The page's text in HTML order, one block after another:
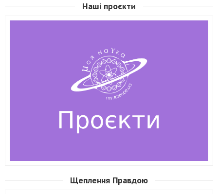
Наші проєкти
Щеплення Правдою